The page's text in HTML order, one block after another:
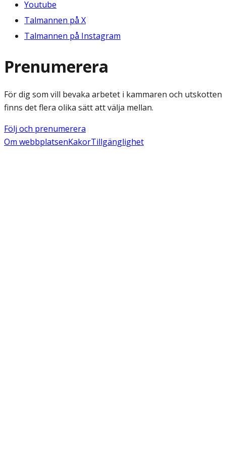
Youtube
Talmannen på X
Talmannen på Instagram
Prenumerera
För dig som vill bevaka arbetet i kammaren och utskotten
finns det flera olika sätt att välja mellan.
Följ och prenumerera
Om webbplatsenKakorTillgänglighet